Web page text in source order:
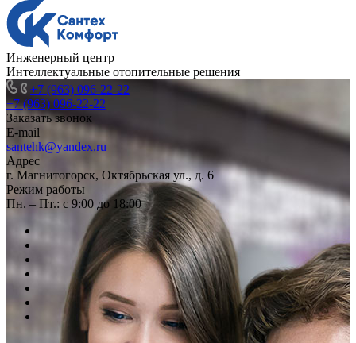
Инженерный центр
Интеллектуальные отопительные решения
+7 (963) 096-22-22
+7 (963) 096-22-22
Заказать звонок
E-mail
santehk@yandex.ru
Адрес
г. Магнитогорск, Октябрьская ул., д. 6
Режим работы
Пн. – Пт.: с 9:00 до 18:00